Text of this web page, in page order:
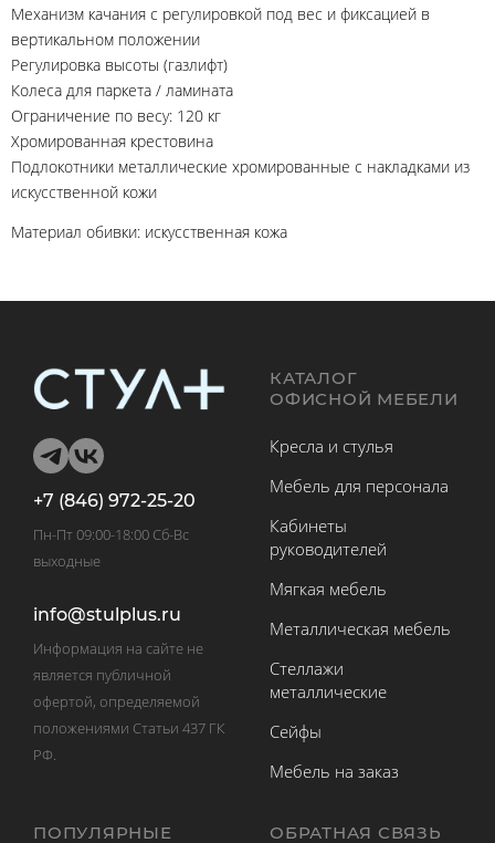
Механизм качания с регулировкой под вес и фиксацией в
вертикальном положении
Регулировка высоты (газлифт)
Колеса для паркета / ламината
Ограничение по весу: 120 кг
Хромированная крестовина
Подлокотники металлические хромированные с накладками из
искусственной кожи
Материал обивки: искусственная кожа
+7 (846) 972-25-20
Пн-Пт 09:00-18:00 Сб-Вс
выходные
info@stulplus.ru
Информация на сайте не
является публичной
офертой, определяемой
положениями Статьи 437 ГК
РФ.
КАТАЛОГ
ОФИСНОЙ МЕБЕЛИ
Кресла и стулья
Мебель для персонала
Кабинеты
руководителей
Мягкая мебель
Металлическая мебель
Стеллажи
металлические
Сейфы
Мебель на заказ
ПОПУЛЯРНЫЕ ОБРАТНАЯ СВЯЗЬ